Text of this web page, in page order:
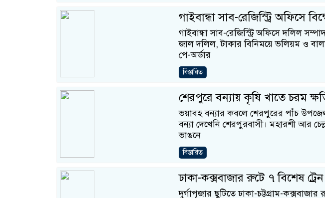
গাইবান্ধা সাব-রেজিস্ট্রি অফিসে
গাইবান্ধা সাব-রেজিস্ট্রি অফিসে দলিল
জাল দলিল, টাকার বিনিময়ে ভলিয়ম ও
পে-অর্ডার
বিস্তারিত
শেরপুরে বন্যায় কৃষি খাতে চরম
ভয়াবহ বন্যার কবলে শেরপুরের পাঁচ
বন্যা দেখেনি শেরপুরবাসী। মহারশী আর
ভাঙনে
বিস্তারিত
ঢাকা-কক্সবাজার রুটে ৭ বিশেষ ট্রেন
দুর্গাপূজার ছুটিতে ঢাকা-চট্টগ্রাম-কক্সবাজার